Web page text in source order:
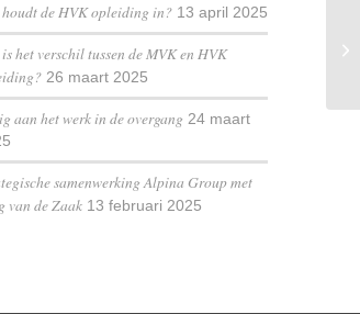
houdt de HVK opleiding in? 13 april 2025
is het verschil tussen de MVK en HVK
26 maart 2025
aan het werk in de overgang 24 maart
samenwerking Alpina Group met
van de Zaak 13 februari 2025